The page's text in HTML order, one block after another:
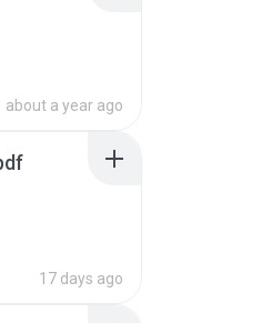
about a year ago
17 days ago